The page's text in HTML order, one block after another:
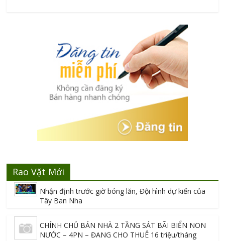
Rao Vặt Mới
Nhận định trước giờ bóng lăn, Đội hình dự kiến của
Tây Ban Nha
CHÍNH CHỦ BÁN NHÀ 2 TẦNG SÁT BÃI BIỂN NON
NƯỚC – 4PN – ĐANG CHO THUÊ 16 triệu/tháng